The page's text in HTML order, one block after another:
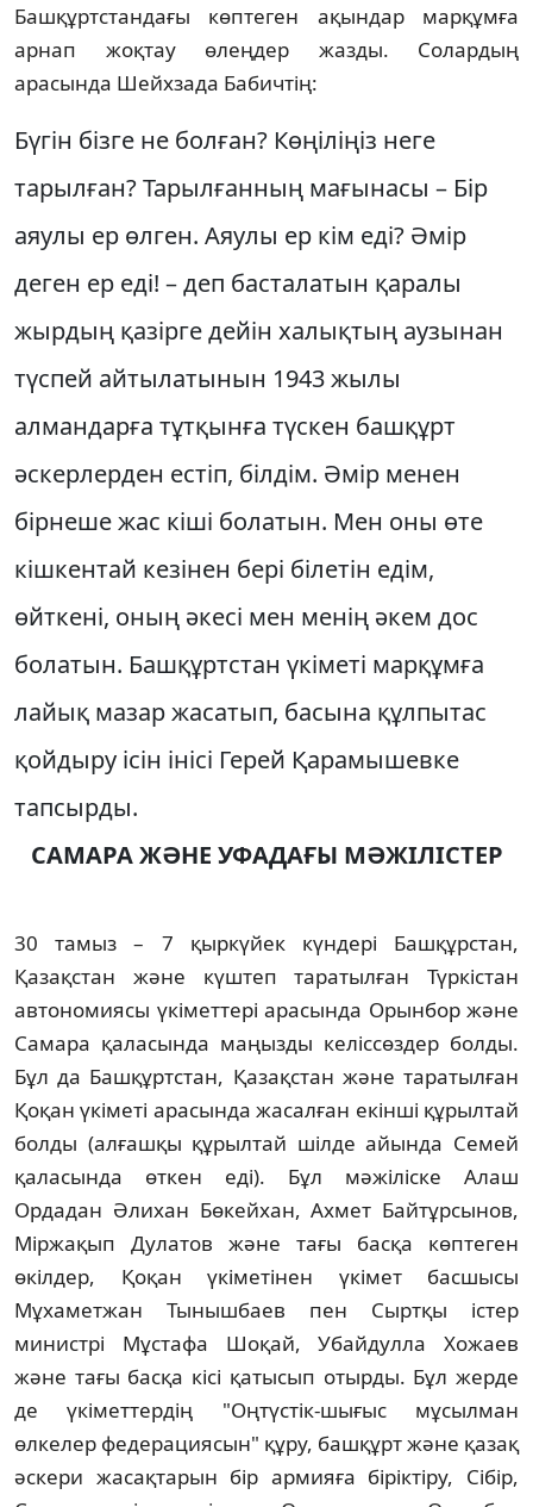
Башқұртстандағы көптеген ақындар марқұмға
арнап жоқтау өлеңдер жазды. Солардың
арасында Шейхзада Бабичтiң:
Бүгiн бiзге не болған? Көңiлiңiз неге
тарылған? Тарылғанның мағынасы – Бiр
аяулы ер өлген. Аяулы ер кiм едi? Әмiр
деген ер едi! – деп басталатын қаралы
жырдың қазiрге дейiн халықтың аузынан
түспей айтылатынын 1943 жылы
алмандарға тұтқынға түскен башқұрт
әскерлерден естiп, бiлдiм. Әмiр менен
бiрнеше жас кiшi болатын. Мен оны өте
кiшкентай кезiнен берi бiлетiн едiм,
өйткенi, оның әкесi мен менiң әкем дос
болатын. Башқұртстан үкiметi марқұмға
лайық мазар жасатып, басына құлпытас
қойдыру iсiн iнiсi Герей Қарамышевке
тапсырды.
САМАРА ЖӘНЕ УФАДАҒЫ МӘЖIЛIСТЕР
30 тамыз – 7 қыркүйек күндерi Башқұрстан,
Қазақстан және күштеп таратылған Түркiстан
автономиясы үкiметтерi арасында Орынбор және
Самара қаласында маңызды келiссөздер болды.
Бұл да Башқұртстан, Қазақстан және таратылған
Қоқан үкiметi арасында жасалған екiншi құрылтай
болды (алғашқы құрылтай шiлде айында Семей
қаласында өткен едi). Бұл мәжiлiске Алаш
Ордадан Әлихан Бөкейхан, Ахмет Байтұрсынов,
Мiржақып Дулатов және тағы басқа көптеген
өкiлдер, Қоқан үкiметiнен үкiмет басшысы
Мұхаметжан Тынышбаев пен Сыртқы iстер
министрi Мұстафа Шоқай, Убайдулла Хожаев
және тағы басқа кiсi қатысып отырды. Бұл жерде
де үкiметтердiң "Оңтүстiк-шығыс мұсылман
өлкелер федерациясын" құру, башқұрт және қазақ
әскери жасақтарын бiр армияға бiрiктiру, Сiбiр,